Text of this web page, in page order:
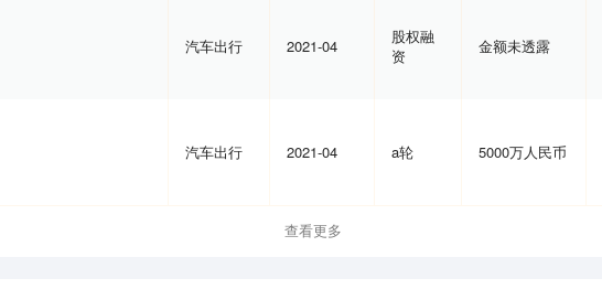
汽车出行 2021-04
股权融
资
金额未透露
汽车出行 2021-04 a轮 5000万人民币
查看更多